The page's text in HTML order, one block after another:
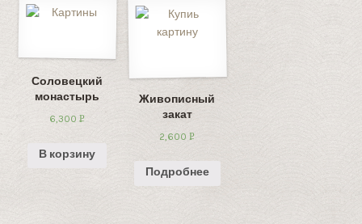
Соловецкий
монастырь
6,300Р
В корзину
Живописный
закат
2,600Р
Подробнее